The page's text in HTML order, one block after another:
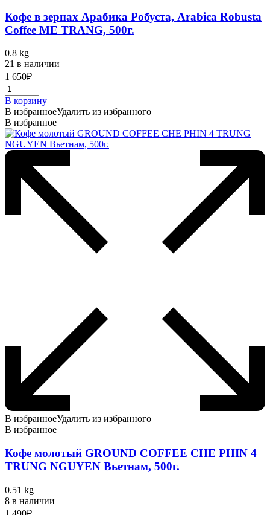
Кофе в зернах Арабика Робуста, Arabica Robusta
Coffee ME TRANG, 500г.
0.8 kg
21 в наличии
1 650₽
В корзину
В избранноеУдалить из избранного
В избранное
В избранноеУдалить из избранного
В избранное
Кофе молотый GROUND COFFEE CHE PHIN 4
TRUNG NGUYEN Вьетнам, 500г.
0.51 kg
8 в наличии